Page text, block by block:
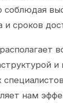
соблюдая
и сроков
нам